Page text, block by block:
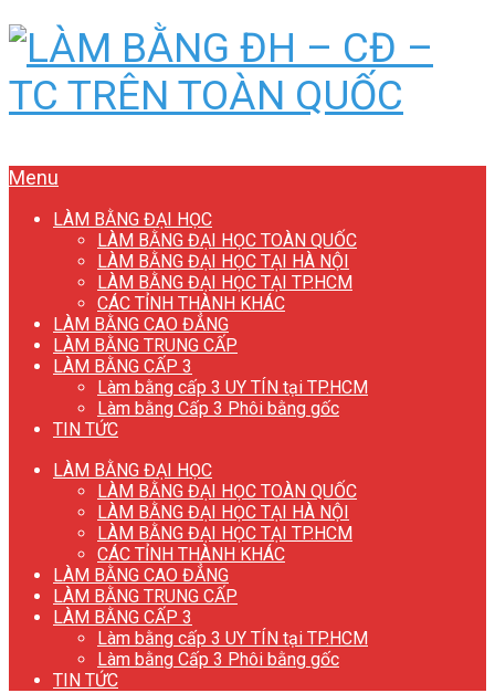
Menu
LÀM BẰNG ĐẠI HỌC
LÀM BẰNG ĐẠI HỌC TOÀN QUỐC
LÀM BẰNG ĐẠI HỌC TẠI HÀ NỘI
LÀM BẰNG ĐẠI HỌC TẠI TP.HCM
CÁC TỈNH THÀNH KHÁC
LÀM BẰNG CAO ĐẲNG
LÀM BẰNG TRUNG CẤP
LÀM BẰNG CẤP 3
Làm bằng cấp 3 UY TÍN tại TP.HCM
Làm bằng Cấp 3 Phôi bằng gốc
TIN TỨC
LÀM BẰNG ĐẠI HỌC
LÀM BẰNG ĐẠI HỌC TOÀN QUỐC
LÀM BẰNG ĐẠI HỌC TẠI HÀ NỘI
LÀM BẰNG ĐẠI HỌC TẠI TP.HCM
CÁC TỈNH THÀNH KHÁC
LÀM BẰNG CAO ĐẲNG
LÀM BẰNG TRUNG CẤP
LÀM BẰNG CẤP 3
Làm bằng cấp 3 UY TÍN tại TP.HCM
Làm bằng Cấp 3 Phôi bằng gốc
TIN TỨC